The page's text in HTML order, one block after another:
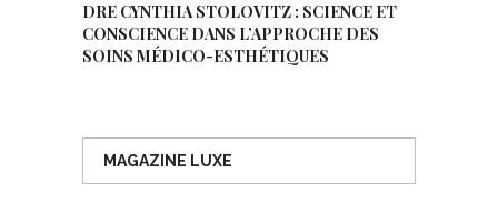
DRE CYNTHIA STOLOVITZ : SCIENCE ET
CONSCIENCE DANS L’APPROCHE DES
SOINS MÉDICO-ESTHÉTIQUES
MAGAZINE LUXE